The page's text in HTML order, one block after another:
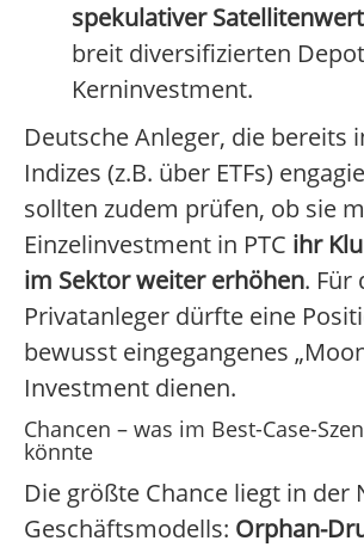
spekulativer Satellitenwert
breit diversifizierten
Kerninvestment.
Deutsche Anleger, die bereits
Indizes (z.B. über ETFs)
sollten zudem prüfen, ob sie
Einzelinvestment in PTC ihr
im Sektor weiter erhöhen. Für
Privatanleger dürfte eine
bewusst eingegangenes
Investment dienen.
Chancen – was im Best-Case-
könnte
Die größte Chance liegt in der
Geschäftsmodells: Orphan-